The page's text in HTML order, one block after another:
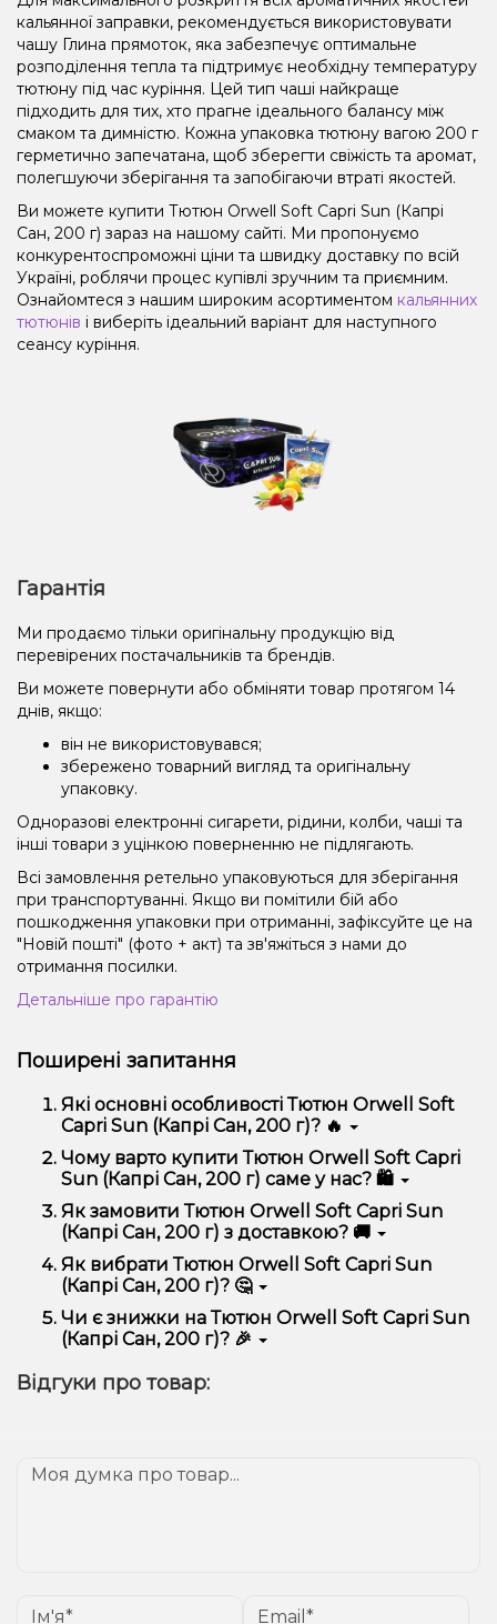
кальянної заправки, рекомендується використовувати
чашу Глина прямоток, яка забезпечує оптимальне
розподілення тепла та підтримує необхідну температуру
тютюну під час куріння. Цей тип чаші найкраще
підходить для тих, хто прагне ідеального балансу між
смаком та димністю. Кожна упаковка тютюну вагою 200 г
герметично запечатана, щоб зберегти свіжість та аромат,
полегшуючи зберігання та запобігаючи втраті якостей.
Ви можете купити Тютюн Orwell Soft Capri Sun (Капрі
Сан, 200 г) зараз на нашому сайті. Ми пропонуємо
конкурентоспроможні ціни та швидку доставку по всій
Україні, роблячи процес купівлі зручним та приємним.
Ознайомтеся з нашим широким асортиментом кальянних
тютюнів і виберіть ідеальний варіант для наступного
сеансу куріння.
Гарантія
Ми продаємо тільки оригінальну продукцію від
перевірених постачальників та брендів.
Ви можете повернути або обміняти товар протягом 14
днів, якщо:
він не використовувався;
збережено товарний вигляд та оригінальну
упаковку.
Одноразові електронні сигарети, рідини, колби, чаші та
інші товари з уцінкою поверненню не підлягають.
Всі замовлення ретельно упаковуються для зберігання
при транспортуванні. Якщо ви помітили бій або
пошкодження упаковки при отриманні, зафіксуйте це на
"Новій пошті" (фото + акт) та зв'яжіться з нами до
отримання посилки.
Детальніше про гарантію
Поширені запитання
Які основні особливості Тютюн Orwell Soft
Capri Sun (Капрі Сан, 200 г)? 🔥
Тютюн Orwell Soft Capri Sun (Капрі Сан, 200 г)
відрізняється високою якістю, зручністю
використання та надійністю.
Чому варто купити Тютюн Orwell Soft Capri
Sun (Капрі Сан, 200 г) саме у нас? 🛍️
Ми пропонуємо тільки оригінальну продукцію,
широкий асортимент, вигідні ціни та швидку
доставку. Крім того, у нас регулярні акції та знижки
для клієнтів!
Як замовити Тютюн Orwell Soft Capri Sun
(Капрі Сан, 200 г) з доставкою? 🚚
Оформити замовлення можна в кілька кліків:
Додайте Тютюн Orwell Soft Capri Sun (Капрі
Сан, 200 г) до кошика.
Перейдіть до оформлення замовлення.
Підтвердіть замовлення – ми швидко
надішлемо його вам!
Як вибрати Тютюн Orwell Soft Capri Sun
(Капрі Сан, 200 г)? 🤔
Вибір залежить від ваших уподобань – наприклад,
якщо це кальян, враховуйте розмір, матеріал та тип
чаші, якщо вейп – потужність та смак. Наші
варіант.
Чи є знижки на Тютюн Orwell Soft Capri Sun
(Капрі Сан, 200 г)? 🎉
спеціальні пропозиції. Слідкуйте за оновленнями на
Відгуки про товар: